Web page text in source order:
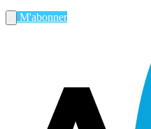
M'abonner